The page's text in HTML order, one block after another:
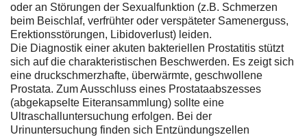
oder an Störungen der Sexualfunktion (z.B. Schmerzen
beim Beischlaf, verfrühter oder verspäteter Samenerguss,
Erektionsstörungen, Libidoverlust) leiden.
Die Diagnostik einer akuten bakteriellen Prostatitis stützt
sich auf die charakteristischen Beschwerden. Es zeigt sich
eine druckschmerzhafte, überwärmte, geschwollene
Prostata. Zum Ausschluss eines Prostataabszesses
(abgekapselte Eiteransammlung) sollte eine
Ultraschalluntersuchung erfolgen. Bei der
Urinuntersuchung finden sich Entzündungszellen